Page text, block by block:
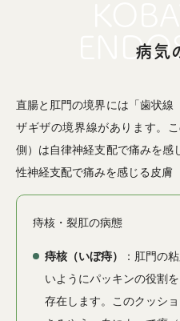
病気
直腸と肛門の境界には「歯状線
ザギザの境界線があります。
側）は自律神経支配で痛みを感
性神経支配で痛みを感じる皮膚
痔核・裂肛の病態
痔核（いぼ痔）
：肛門の
いようにパッキンの役割
存在します。このクッシ